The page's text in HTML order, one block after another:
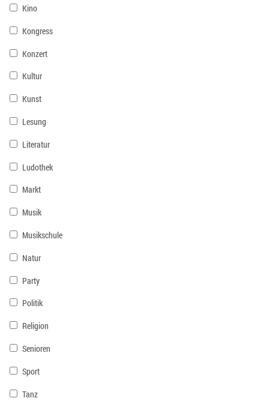
Kino
Kongress
Konzert
Kultur
Kunst
Lesung
Literatur
Ludothek
Markt
Musik
Musikschule
Natur
Party
Politik
Religion
Senioren
Sport
Tanz